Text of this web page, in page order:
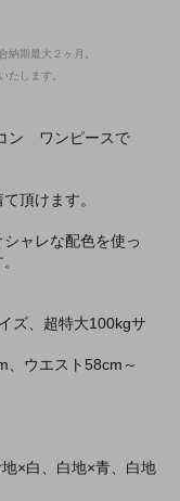
納期最大２ヶ月。
たします。
ン ワンピースで
頂けます。
ャレな配色を使っ
ズ、超特大100kgサ
、ウエスト58cm～
×白、白地×青、白地